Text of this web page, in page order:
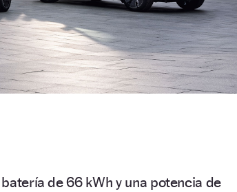
de 66 kWh y una potencia de